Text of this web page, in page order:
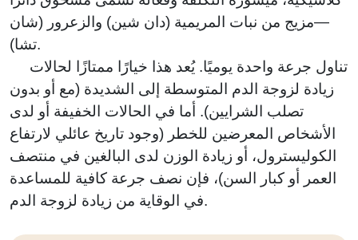
—مزيج من نبات المريمية (دان شين) والزعرور (شان
تشا).
زيادة لزوجة الدم المتوسطة إلى الشديدة (مع أو بدون
تصلب الشرايين). أما في الحالات الخفيفة أو لدى
الأشخاص المعرضين للخطر (وجود تاريخ عائلي لارتفاع
الكوليسترول، أو زيادة الوزن لدى البالغين في منتصف
العمر أو كبار السن)، فإن نصف جرعة كافية للمساعدة
في الوقاية من زيادة لزوجة الدم.